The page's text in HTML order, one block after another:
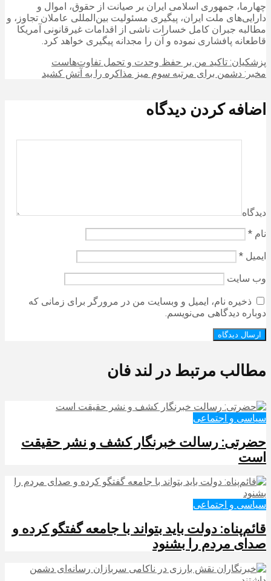
‏چهارما، جمهوری اسلامی ایران بر صیانت از حقوق، اموال و
دارایی‌های ملت ایران، پیگیری مسئولیت بین‌المللی عاملان تجاوز، و
مطالبه جبران کامل خسارات ناشی از اقدامات غیرقانونی آمریکا
قاطعانه پافشاری نموده و آن را مجدانه پیگیری خواهد کرد.
پزشکیان: تاکید من بر حفظ وحدت و تحمل تفاوت‌هاست
مخبر: دشمن برای مرتبه سوم میز مذاکره را به آتش کشید
اضافه کردن دیدگاه
دیدگاه
نام *
ایمیل *
وب‌ سایت
ذخیره نام، ایمیل و وبسایت من در مرورگر برای زمانی که
دوباره دیدگاهی می‌نویسم.
مطالب مرتبط در لند فان
سیاسی و اجتماعی
حضرتی: رسالت خبرنگار کشف و نشر حقیقت
است
سیاسی و اجتماعی
قائم‌پناه: دولت باید بتواند با جامعه گفتگو کرده و
صدای مردم را بشنود